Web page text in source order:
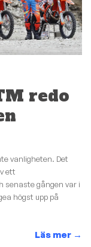
redo
vanligheten. Det
ett
senaste gången var i
högst upp på
Läs mer →